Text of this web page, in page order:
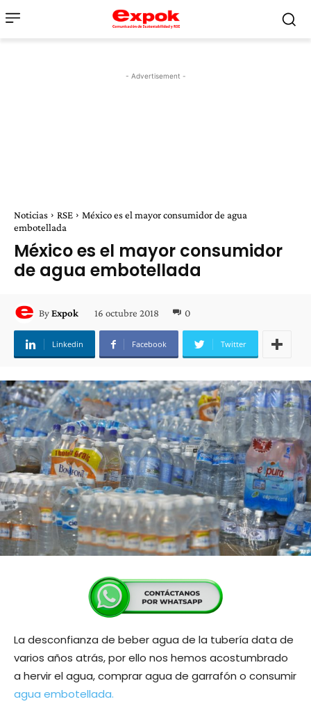
- Advertisement -
Noticias RSE
México es el mayor consumidor de agua
embotellada
México es el mayor consumidor
de agua embotellada
ByExpok 16 octubre 2018 0
Linkedin Facebook Twitter
La desconfianza de beber agua de la tubería data de
varios años atrás, por ello nos hemos acostumbrado
a hervir el agua, comprar agua de garrafón o consumir
agua embotellada.